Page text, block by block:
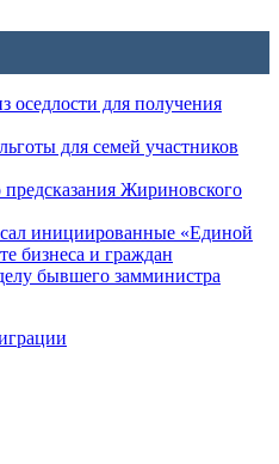
оседлости для получения
для семей участников
Жириновского
инициированные «Единой
бизнеса и граждан
бывшего замминистра